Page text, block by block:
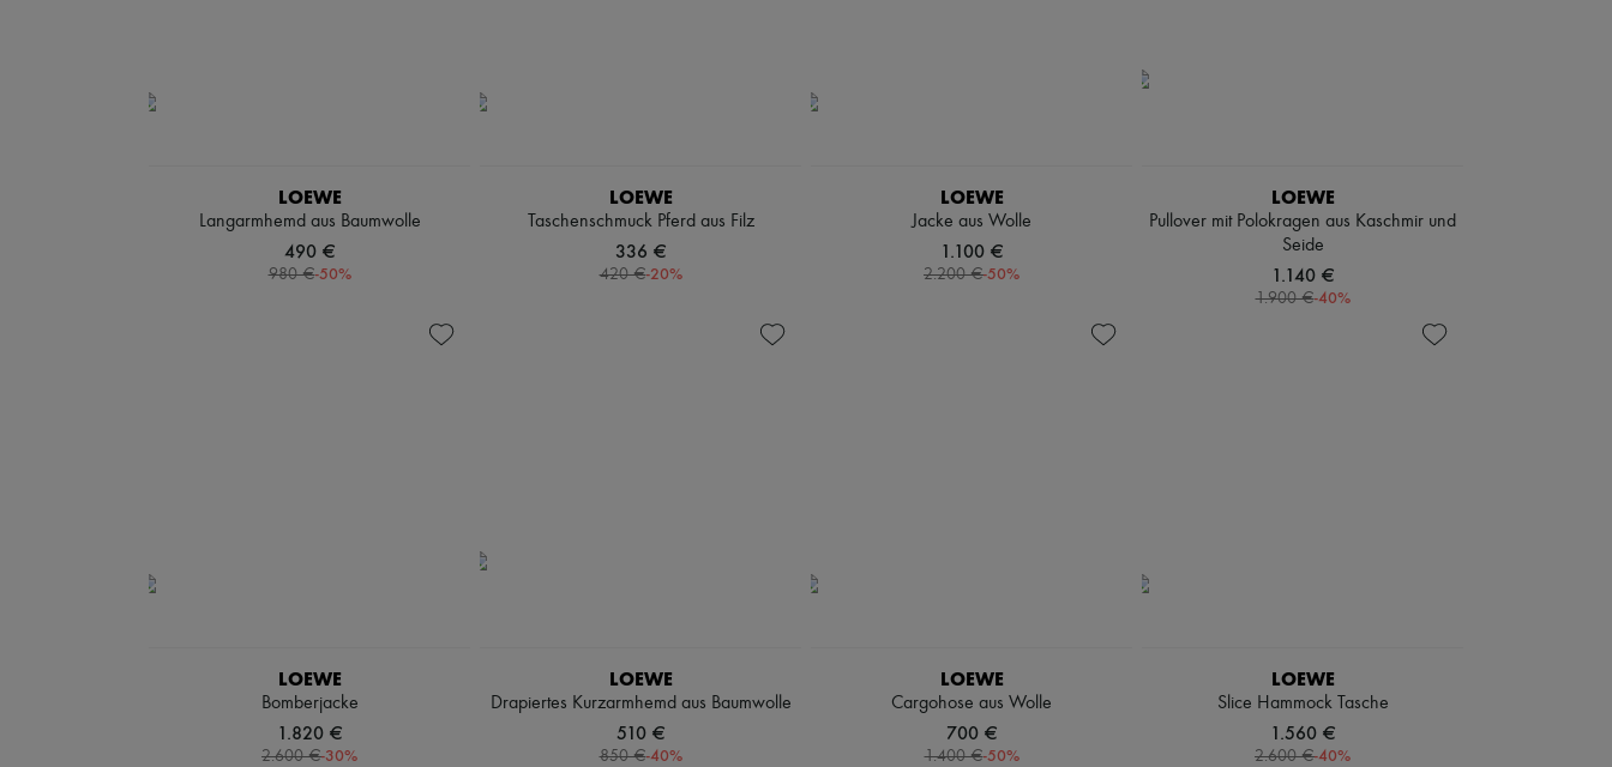
LOEWE
Langarmhemd aus Baumwolle
490 €
980 €-50%
LOEWE
Taschenschmuck Pferd aus Filz
336 €
420 €-20%
LOEWE
Jacke aus Wolle
1.100 €
2.200 €-50%
LOEWE
Pullover mit Polokragen aus Kaschmir und
Seide
1.140 €
1.900 €-40%
LOEWE
Bomberjacke
1.820 €
2.600 €-30%
LOEWE
Drapiertes Kurzarmhemd aus Baumwolle
510 €
850 €-40%
LOEWE
Cargohose aus Wolle
700 €
1.400 €-50%
LOEWE
Slice Hammock Tasche
1.560 €
2.600 €-40%